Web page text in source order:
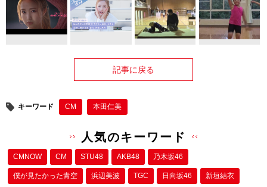
記事に戻る
キーワード CM 本田仁美
人気のキーワード
CMNOW CM STU48 AKB48 乃木坂46
僕が⾒たかった⻘空 浜辺美波 TGC 日向坂46 新垣結衣